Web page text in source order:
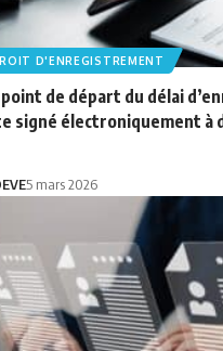
D'ENREGISTREMENT
de départ du délai
signé électroniquement
5 mars 2026